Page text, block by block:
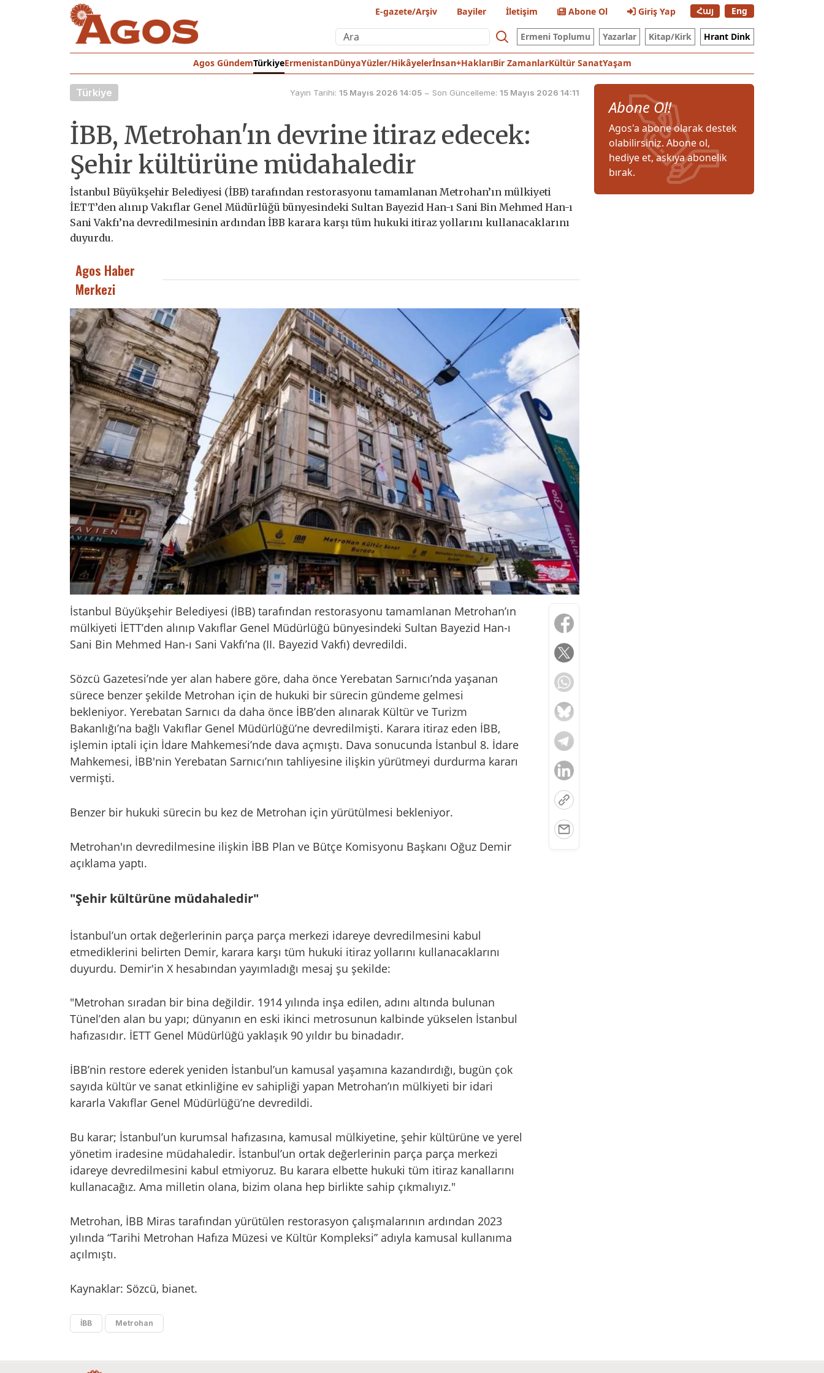
E-gazete/Arşiv Bayiler İletişim Abone Ol Giriş Yap Հայ Eng
Ermeni Toplumu Yazarlar Kitap/Kirk Hrant Dink
Agos GündemTürkiyeErmenistanDünyaYüzler/Hikâyelerİnsan+HaklarıBir ZamanlarKültür SanatYaşam
Türkiye Yayın Tarihi: 15 Mayıs 2026 14:05 ~ Son Güncelleme: 15 Mayıs 2026 14:11
İBB, Metrohan'ın devrine itiraz edecek:
Şehir kültürüne müdahaledir
İstanbul Büyükşehir Belediyesi (İBB) tarafından restorasyonu tamamlanan Metrohan’ın mülkiyeti
İETT’den alınıp Vakıflar Genel Müdürlüğü bünyesindeki Sultan Bayezid Han-ı Sani Bin Mehmed Han-ı
Sani Vakfı’na devredilmesinin ardından İBB karara karşı tüm hukuki itiraz yollarını kullanacaklarını
duyurdu.
Agos Haber
Merkezi
İstanbul Büyükşehir Belediyesi (İBB) tarafından restorasyonu tamamlanan Metrohan’ın
mülkiyeti İETT’den alınıp Vakıflar Genel Müdürlüğü bünyesindeki Sultan Bayezid Han-ı
Sani Bin Mehmed Han-ı Sani Vakfı’na (II. Bayezid Vakfı) devredildi.
Sözcü Gazetesi’nde yer alan habere göre, daha önce Yerebatan Sarnıcı’nda yaşanan
sürece benzer şekilde Metrohan için de hukuki bir sürecin gündeme gelmesi
bekleniyor. Yerebatan Sarnıcı da daha önce İBB’den alınarak Kültür ve Turizm
Bakanlığı’na bağlı Vakıflar Genel Müdürlüğü’ne devredilmişti. Karara itiraz eden İBB,
işlemin iptali için İdare Mahkemesi’nde dava açmıştı. Dava sonucunda İstanbul 8. İdare
Mahkemesi, İBB'nin Yerebatan Sarnıcı’nın tahliyesine ilişkin yürütmeyi durdurma kararı
vermişti.
Benzer bir hukuki sürecin bu kez de Metrohan için yürütülmesi bekleniyor.
Metrohan'ın devredilmesine ilişkin İBB Plan ve Bütçe Komisyonu Başkanı Oğuz Demir
açıklama yaptı.
"Şehir kültürüne müdahaledir"
İstanbul’un ortak değerlerinin parça parça merkezi idareye devredilmesini kabul
etmediklerini belirten Demir, karara karşı tüm hukuki itiraz yollarını kullanacaklarını
duyurdu. Demir'in X hesabından yayımladığı mesaj şu şekilde:
"Metrohan sıradan bir bina değildir. 1914 yılında inşa edilen, adını altında bulunan
Tünel’den alan bu yapı; dünyanın en eski ikinci metrosunun kalbinde yükselen İstanbul
hafızasıdır. İETT Genel Müdürlüğü yaklaşık 90 yıldır bu binadadır.
İBB’nin restore ederek yeniden İstanbul’un kamusal yaşamına kazandırdığı, bugün çok
sayıda kültür ve sanat etkinliğine ev sahipliği yapan Metrohan’ın mülkiyeti bir idari
kararla Vakıflar Genel Müdürlüğü’ne devredildi.
Bu karar; İstanbul’un kurumsal hafızasına, kamusal mülkiyetine, şehir kültürüne ve yerel
yönetim iradesine müdahaledir. İstanbul’un ortak değerlerinin parça parça merkezi
idareye devredilmesini kabul etmiyoruz. Bu karara elbette hukuki tüm itiraz kanallarını
kullanacağız. Ama milletin olana, bizim olana hep birlikte sahip çıkmalıyız."
Metrohan, İBB Miras tarafından yürütülen restorasyon çalışmalarının ardından 2023
yılında “Tarihi Metrohan Hafıza Müzesi ve Kültür Kompleksi” adıyla kamusal kullanıma
açılmıştı.
Kaynaklar: Sözcü, bianet.
İBB Metrohan
Abone Ol!
Agos'a abone olarak destek
olabilirsiniz. Abone ol,
hediye et, askıya abonelik
bırak.